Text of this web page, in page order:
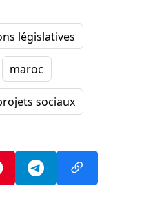
législatives
maroc
sociaux